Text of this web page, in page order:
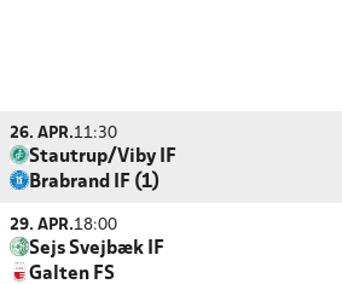
26. APR.11:30
Stautrup/Viby IF
Brabrand IF (1)
29. APR.18:00
Sejs Svejbæk IF
Galten FS